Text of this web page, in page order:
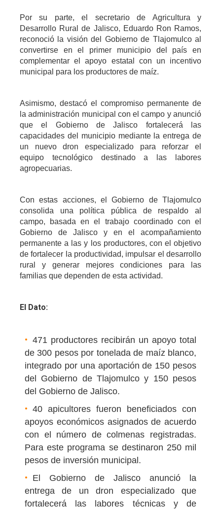
Por su parte, el secretario de Agricultura y
Desarrollo Rural de Jalisco, Eduardo Ron Ramos,
reconoció la visión del Gobierno de Tlajomulco al
convertirse en el primer municipio del país en
complementar el apoyo estatal con un incentivo
municipal para los productores de maíz.
Asimismo, destacó el compromiso permanente de
la administración municipal con el campo y anunció
que el Gobierno de Jalisco fortalecerá las
capacidades del municipio mediante la entrega de
un nuevo dron especializado para reforzar el
equipo tecnológico destinado a las labores
agropecuarias.
Con estas acciones, el Gobierno de Tlajomulco
consolida una política pública de respaldo al
campo, basada en el trabajo coordinado con el
Gobierno de Jalisco y en el acompañamiento
permanente a las y los productores, con el objetivo
de fortalecer la productividad, impulsar el desarrollo
rural y generar mejores condiciones para las
familias que dependen de esta actividad.
El Dato:
471 productores recibirán un apoyo total
de 300 pesos por tonelada de maíz blanco,
integrado por una aportación de 150 pesos
del Gobierno de Tlajomulco y 150 pesos
del Gobierno de Jalisco.
40 apicultores fueron beneficiados con
apoyos económicos asignados de acuerdo
con el número de colmenas registradas.
Para este programa se destinaron 250 mil
pesos de inversión municipal.
El Gobierno de Jalisco anunció la
entrega de un dron especializado que
fortalecerá las labores técnicas y de